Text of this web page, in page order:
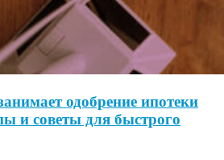
одобрение ипотеки
и советы для быстрого